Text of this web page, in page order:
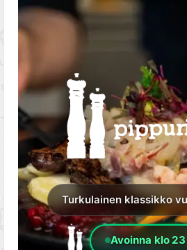
Turkulainen klassikko
Avoinna klo